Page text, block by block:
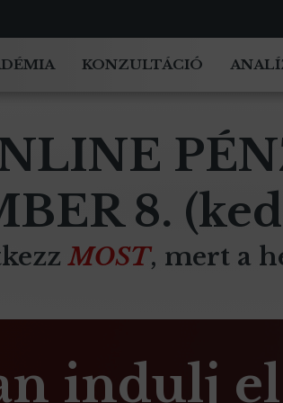
KONZULTÁCIÓ
8.
MOST, mert a
indulj